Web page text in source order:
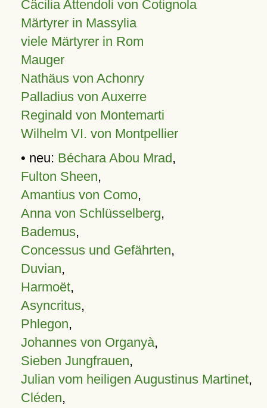
Cäcilia Attendoli von Cotignola
Märtyrer in Massylia
viele Märtyrer in Rom
Mauger
Nathäus von Achonry
Palladius von Auxerre
Reginald von Montemarti
Wilhelm VI. von Montpellier
• neu: Béchara Abou Mrad,
Fulton Sheen,
Amantius von Como,
Anna von Schlüsselberg,
Bademus,
Concessus und Gefährten,
Duvian,
Harmoët,
Asyncritus,
Phlegon,
Johannes von Organyà,
Sieben Jungfrauen,
Julian vom heiligen Augustinus Martinet,
Cléden,